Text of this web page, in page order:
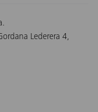
Lederera 4,